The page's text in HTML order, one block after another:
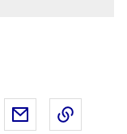
Imprimer Courriel